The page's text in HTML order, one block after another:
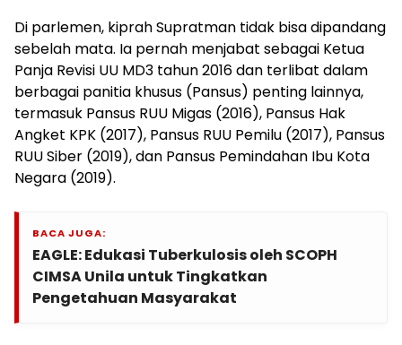
Di parlemen, kiprah Supratman tidak bisa dipandang
sebelah mata. Ia pernah menjabat sebagai Ketua
Panja Revisi UU MD3 tahun 2016 dan terlibat dalam
berbagai panitia khusus (Pansus) penting lainnya,
termasuk Pansus RUU Migas (2016), Pansus Hak
Angket KPK (2017), Pansus RUU Pemilu (2017), Pansus
RUU Siber (2019), dan Pansus Pemindahan Ibu Kota
Negara (2019).
BACA JUGA:
EAGLE: Edukasi Tuberkulosis oleh SCOPH
CIMSA Unila untuk Tingkatkan
Pengetahuan Masyarakat